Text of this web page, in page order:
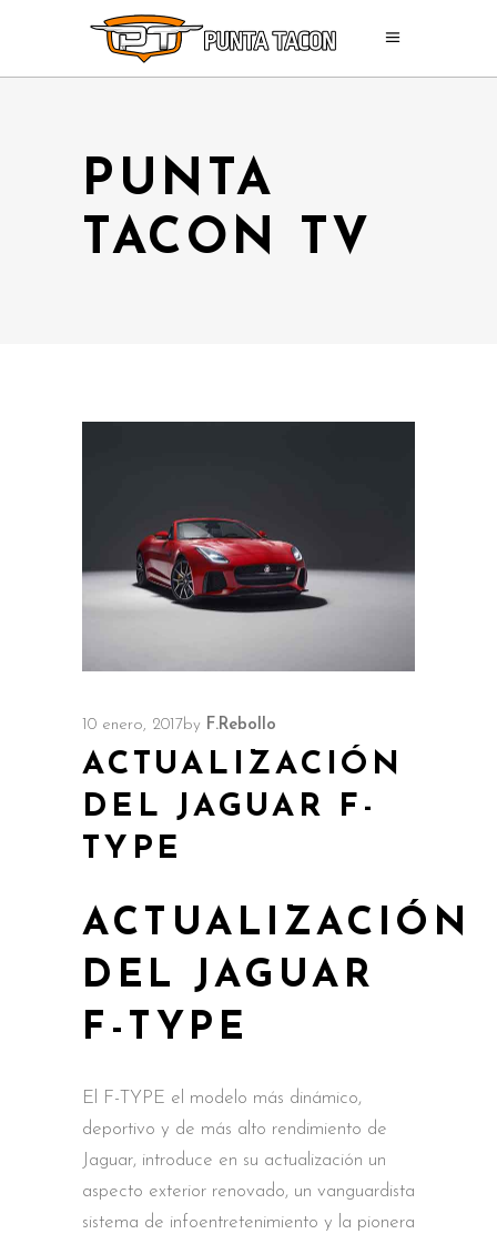
PUNTA
TACON TV
10 enero, 2017by F.Rebollo
ACTUALIZACIÓN
DEL JAGUAR F-
TYPE
ACTUALIZACIÓN
DEL JAGUAR
F-TYPE
El F-TYPE el modelo más dinámico,
deportivo y de más alto rendimiento de
Jaguar, introduce en su actualización un
aspecto exterior renovado, un vanguardista
sistema de infoentretenimiento y la pionera